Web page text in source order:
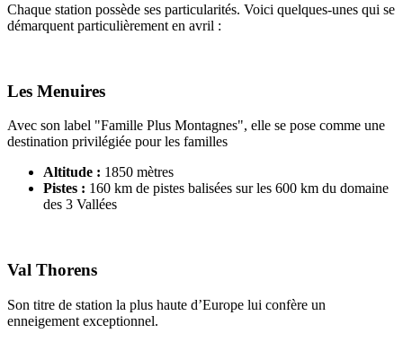
Chaque station possède ses particularités. Voici quelques-unes qui se
démarquent particulièrement en avril :
Les Menuires
Avec son label "Famille Plus Montagnes", elle se pose comme une
destination privilégiée pour les familles
Altitude : 1850 mètres
Pistes : 160 km de pistes balisées sur les 600 km du domaine
des 3 Vallées
Val Thorens
Son titre de station la plus haute d’Europe lui confère un
enneigement exceptionnel.